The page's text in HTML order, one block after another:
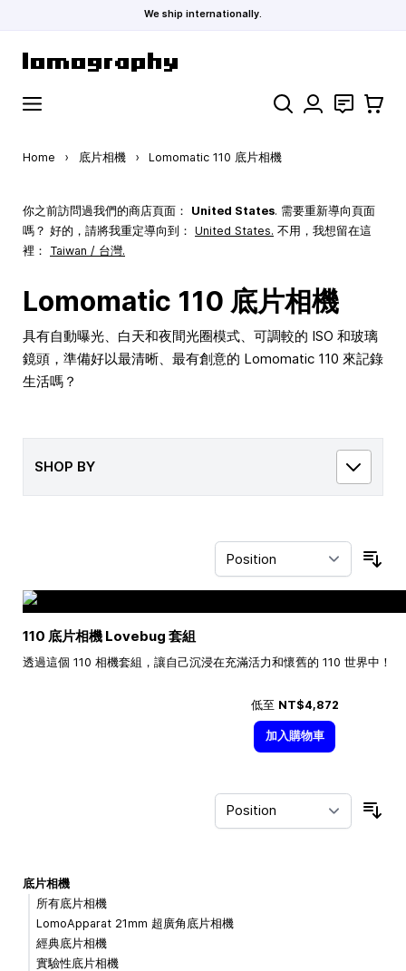
We ship internationally.
Search 聯絡 購物車
Home › 底片相機 › Lomomatic 110 底片相機
你之前訪問過我們的商店頁面： United States. 需要重新導向頁面
嗎？ 好的，請將我重定導向到： United States. 不用，我想留在這
裡： Taiwan / 台灣.
Lomomatic 110 底片相機
具有自動曝光、白天和夜間光圈模式、可調較的 ISO 和玻璃
鏡頭，準備好以最清晰、最有創意的 Lomomatic 110 來記錄
生活嗎？
SHOP BY
110 底片相機 Lovebug 套組
透過這個 110 相機套組，讓自己沉浸在充滿活力和懷舊的 110 世界中！
低至 NT$4,872
加入購物車
底片相機
所有底片相機
LomoApparat 21mm 超廣角底片相機
經典底片相機
實驗性底片相機